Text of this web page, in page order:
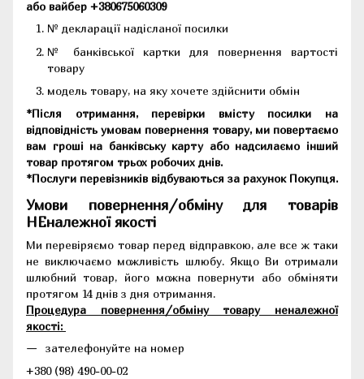
або вайбер +380675060309
№ декларації надісланої посилки
№ банківської картки для повернення вартості
товару
модель товару, на яку хочете здійснити обмін
*Після отримання, перевірки вмісту посилки на
відповідність умовам повернення товару, ми повертаємо
вам гроші на банківську карту або надсилаємо інший
товар протягом трьох робочих днів.
*Послуги перевізників відбуваються за рахунок Покупця.
Умови повернення/обміну для товарів
НЕналежної якості
Ми перевіряємо товар перед відправкою, але все ж таки
не виключаємо можливість шлюбу. Якщо Ви отримали
шлюбний товар, його можна повернути або обміняти
протягом 14 днів з дня отримання.
Процедура повернення/обміну товару неналежної
якості:
зателефонуйте на номер
+380 (98) 490-00-02